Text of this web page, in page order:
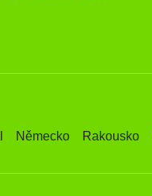
Německo Rakousko